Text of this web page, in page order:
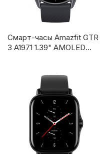
Смарт-часы Amazfit GTR
3 A1971 1.39" AMOLED